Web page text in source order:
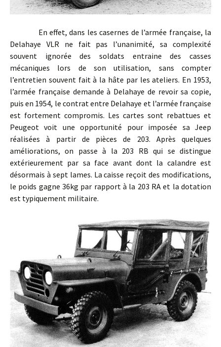
En effet, dans les casernes de l’armée française, la
Delahaye VLR ne fait pas l’unanimité, sa complexité
souvent ignorée des soldats entraine des casses
mécaniques lors de son utilisation, sans compter
l’entretien souvent fait à la hâte par les ateliers. En 1953,
l’armée française demande à Delahaye de revoir sa copie,
puis en 1954, le contrat entre Delahaye et l’armée française
est fortement compromis. Les cartes sont rebattues et
Peugeot voit une opportunité pour imposée sa Jeep
réalisées à partir de pièces de 203. Après quelques
améliorations, on passe à la 203 RB qui se distingue
extérieurement par sa face avant dont la calandre est
désormais à sept lames. La caisse reçoit des modifications,
le poids gagne 36kg par rapport à la 203 RA et la dotation
est typiquement militaire.